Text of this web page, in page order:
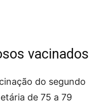
vacinados
do segundo
de 75 a 79